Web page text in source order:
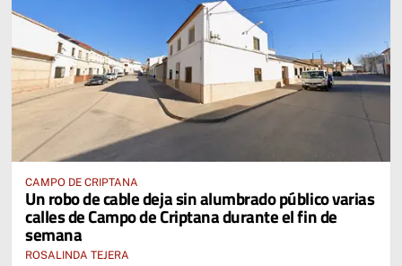
CAMPO DE CRIPTANA
Un robo de cable deja sin alumbrado público varias
calles de Campo de Criptana durante el fin de
semana
ROSALINDA TEJERA